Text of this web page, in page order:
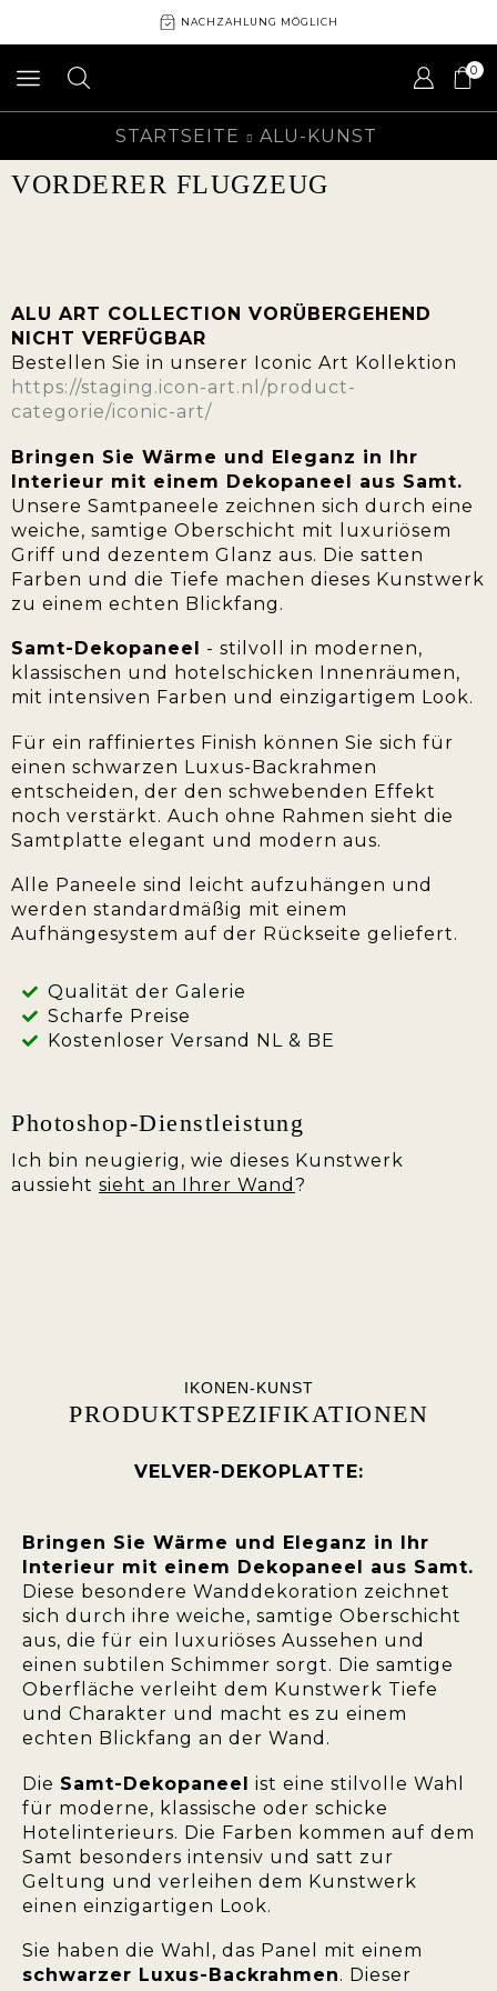
NACHZAHLUNG MÖGLICH
0
STARTSEITE ALU-KUNST
VORDERER FLUGZEUG
ALU ART COLLECTION VORÜBERGEHEND
NICHT VERFÜGBAR
Bestellen Sie in unserer Iconic Art Kollektion
https://staging.icon-art.nl/product-
categorie/iconic-art/
Bringen Sie Wärme und Eleganz in Ihr
Interieur mit einem Dekopaneel aus Samt.
Unsere Samtpaneele zeichnen sich durch eine
weiche, samtige Oberschicht mit luxuriösem
Griff und dezentem Glanz aus. Die satten
Farben und die Tiefe machen dieses Kunstwerk
zu einem echten Blickfang.
Samt-Dekopaneel
- stilvoll in modernen,
klassischen und hotelschicken Innenräumen,
mit intensiven Farben und einzigartigem Look.
Für ein raffiniertes Finish können Sie sich für
einen schwarzen Luxus-Backrahmen
entscheiden, der den schwebenden Effekt
noch verstärkt. Auch ohne Rahmen sieht die
Samtplatte elegant und modern aus.
Alle Paneele sind leicht aufzuhängen und
werden standardmäßig mit einem
Aufhängesystem auf der Rückseite geliefert.
Qualität der Galerie
Scharfe Preise
Kostenloser Versand NL & BE
Photoshop-Dienstleistung
Ich bin neugierig, wie dieses Kunstwerk
aussieht sieht an Ihrer Wand ?
IKONEN-KUNST
PRODUKTSPEZIFIKATIONEN
VELVER-DEKOPLATTE:
Bringen Sie Wärme und Eleganz in Ihr
Interieur mit einem Dekopaneel aus Samt.
Diese besondere Wanddekoration zeichnet
sich durch ihre weiche, samtige Oberschicht
aus, die für ein luxuriöses Aussehen und
einen subtilen Schimmer sorgt. Die samtige
Oberfläche verleiht dem Kunstwerk Tiefe
und Charakter und macht es zu einem
echten Blickfang an der Wand.
Die Samt-Dekopaneel ist eine stilvolle Wahl
für moderne, klassische oder schicke
Hotelinterieurs. Die Farben kommen auf dem
Samt besonders intensiv und satt zur
Geltung und verleihen dem Kunstwerk
einen einzigartigen Look.
Sie haben die Wahl, das Panel mit einem
schwarzer Luxus-Backrahmen. Dieser